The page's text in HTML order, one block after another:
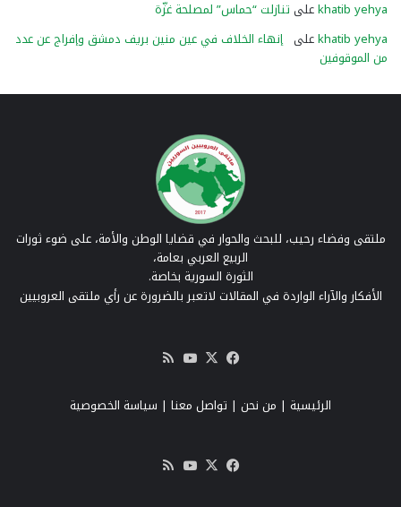
khatib yehyaعلى تنازلت “حماس” لمصلحة غزّة
khatib yehyaعلى إنهاء الخلاف في عين منين بريف دمشق وإفراج عن عدد
من الموقوفين
ملتقى وفضاء رحيب، للبحث والحوار في قضايا الوطن والأمة، على ضوء ثورات
الربيع العربي بعامة،
الثورة السورية بخاصة.
الأفكار والآراء الواردة في المقالات لاتعبر بالضرورة عن رأي ملتقى العروبيين
فيسبوك
‫X
‫YouTube
RSS
الرئيسية | من نحن | تواصل معنا | سياسة الخصوصية
فيسبوك
‫X
‫YouTube